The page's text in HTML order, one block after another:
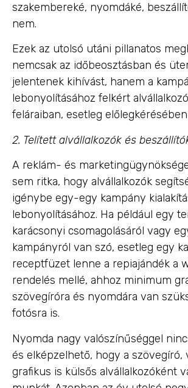
szakembereké, nyomdáké,
nem.
Ezek az utolsó utáni pillanatos
nemcsak az időbeosztásban és
jelentenek kihívást, hanem a
lebonyolításához felkért
feláraiban, esetleg előlegkérésében
2. Telített alvállalkozók és
A reklám- és
sem ritka, hogy alvállalkozók
igénybe egy-egy kampány
lebonyolításához. Ha például egy
karácsonyi csomagolásáról vagy
kampányról van szó, esetleg egy
receptfüzet lenne a repiajándék a
rendelés mellé, ahhoz minimum
szövegíróra és nyomdára van
fotósra is.
Nyomda nagy valószínűséggel
és elképzelhető, hogy a szövegíró,
grafikus is külsős alvállalkozóként